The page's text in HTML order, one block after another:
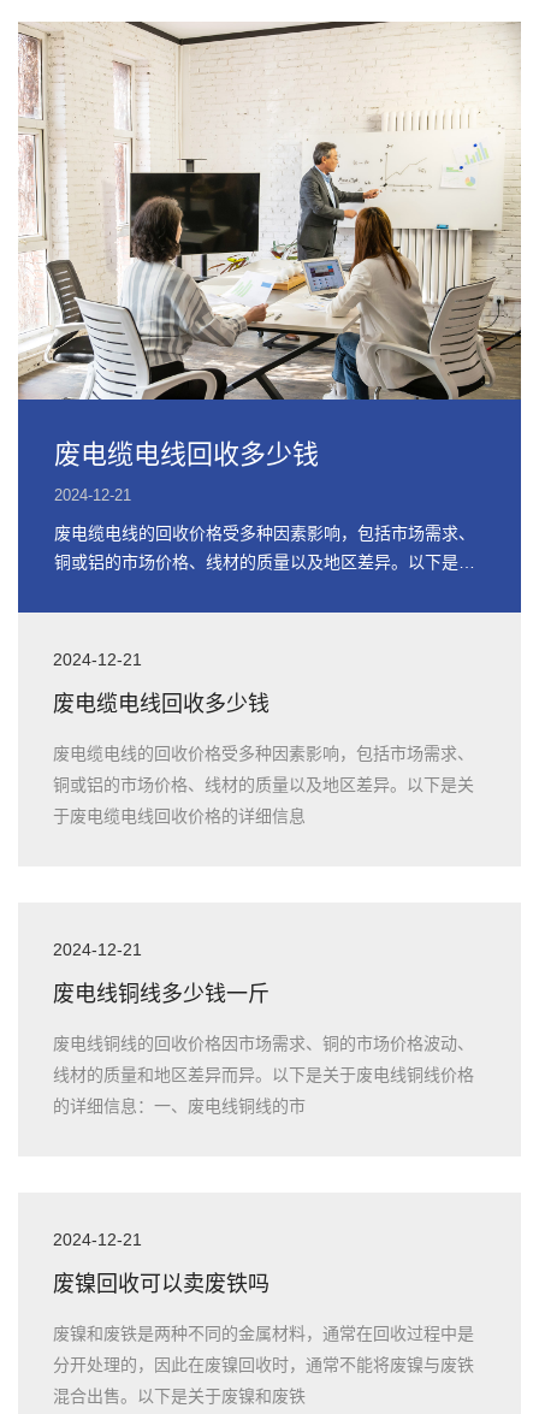
废电缆电线回收多少钱
2024-12-21
废电缆电线的回收价格受多种因素影响，包括市场需求、
铜或铝的市场价格、线材的质量以及地区差异。以下是关
2024-12-21
废电缆电线回收多少钱
废电缆电线的回收价格受多种因素影响，包括市场需求、
铜或铝的市场价格、线材的质量以及地区差异。以下是关
于废电缆电线回收价格的详细信息
2024-12-21
废电线铜线多少钱一斤
废电线铜线的回收价格因市场需求、铜的市场价格波动、
线材的质量和地区差异而异。以下是关于废电线铜线价格
的详细信息：一、废电线铜线的市
2024-12-21
废镍回收可以卖废铁吗
废镍和废铁是两种不同的金属材料，通常在回收过程中是
分开处理的，因此在废镍回收时，通常不能将废镍与废铁
混合出售。以下是关于废镍和废铁